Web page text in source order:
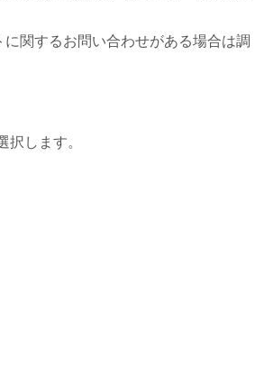
関するお問い合わせがある場合は調
します。